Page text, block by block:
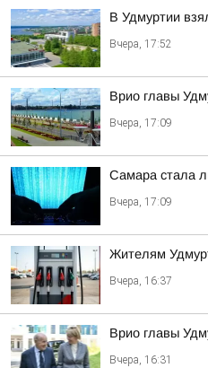
В Удмуртии
Вчера, 17:52
Врио главы
Вчера, 17:09
Самара стала
Вчера, 17:09
Жителям
Вчера, 16:37
Врио главы
Вчера, 16:31